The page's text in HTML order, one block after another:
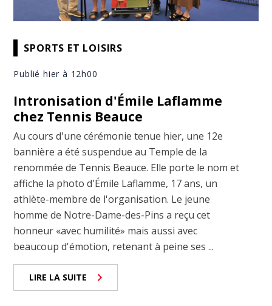
SPORTS ET LOISIRS
Publié hier à 12h00
Intronisation d'Émile Laflamme
chez Tennis Beauce
Au cours d'une cérémonie tenue hier, une 12e
bannière a été suspendue au Temple de la
renommée de Tennis Beauce. Elle porte le nom et
affiche la photo d'Émile Laflamme, 17 ans, un
athlète-membre de l'organisation. Le jeune
homme de Notre-Dame-des-Pins a reçu cet
honneur «avec humilité» mais aussi avec
beaucoup d'émotion, retenant à peine ses ...
LIRE LA SUITE